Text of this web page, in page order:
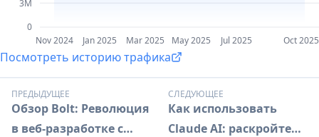
Nov 2024 Jan 2025 Mar 2025 May 2025 Jul 2025 Oct 2025
0
3M
Посмотреть историю трафика
ПРЕДЫДУЩЕЕ
Обзор Bolt: Революция
в веб-разработке с
СЛЕДУЮЩЕЕ
Как использовать
Claude AI: раскройте